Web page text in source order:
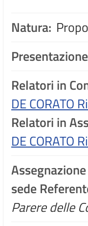
Natura:
Relatori in
DE CORATO
Relatori in
DE CORATO
Assegnazione
sede
Parere delle